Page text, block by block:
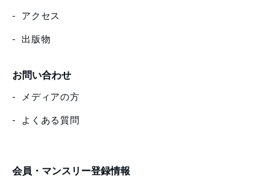
アクセス
出版物
お問い合わせ
メディアの方
よくある質問
会員・マンスリー登録情報